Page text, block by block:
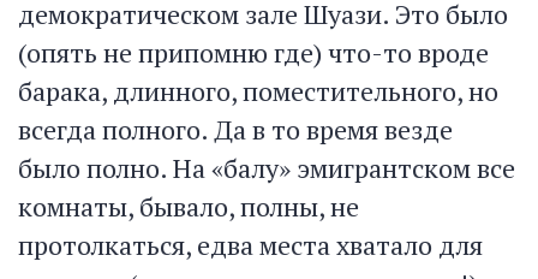
демократическом зале Шуази. Это было
(опять не припомню где) что-то вроде
барака, длинного, поместительного, но
всегда полного. Да в то время везде
было полно. На «балу» эмигрантском все
комнаты, бывало, полны, не
протолкаться, едва места хватало для